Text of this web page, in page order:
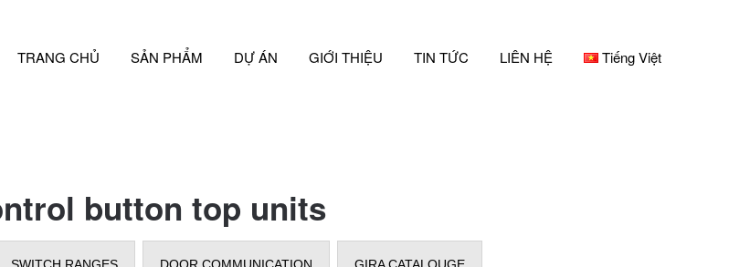
TRANG CHỦ SẢN PHẨM DỰ ÁN GIỚI THIỆU TIN TỨC LIÊN HỆ Tiếng Việt
button top units